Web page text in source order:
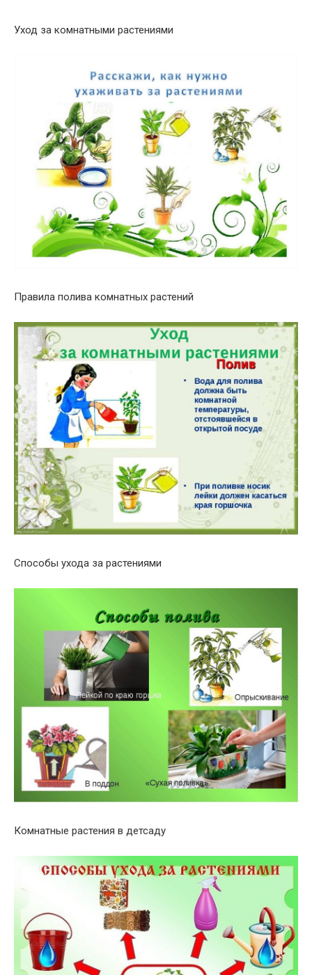
Уход за комнатными растениями
Правила полива комнатных растений
Способы ухода за растениями
Комнатные растения в детсаду